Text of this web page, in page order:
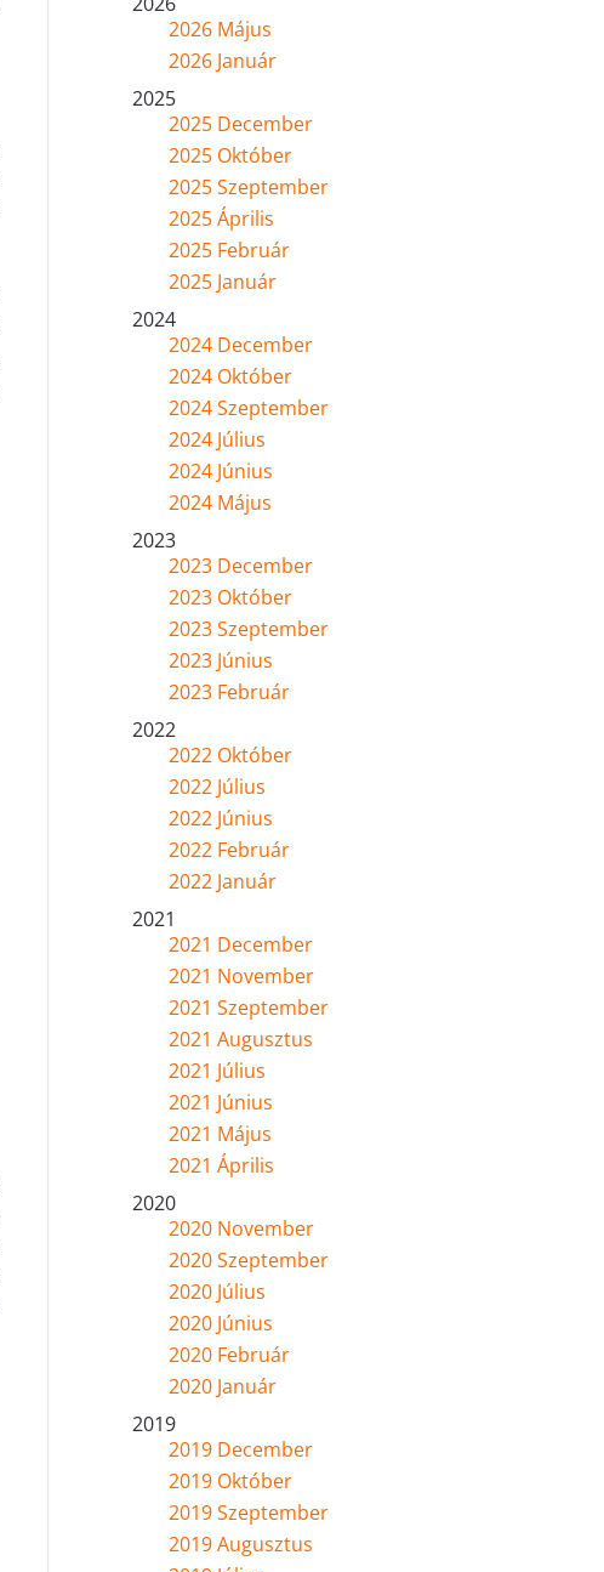
2026 Május
2026 Január
2025
2025 December
2025 Október
2025 Szeptember
2025 Április
2025 Február
2025 Január
2024
2024 December
2024 Október
2024 Szeptember
2024 Július
2024 Június
2024 Május
2023
2023 December
2023 Október
2023 Szeptember
2023 Június
2023 Február
2022
2022 Október
2022 Július
2022 Június
2022 Február
2022 Január
2021
2021 December
2021 November
2021 Szeptember
2021 Augusztus
2021 Július
2021 Június
2021 Május
2021 Április
2020
2020 November
2020 Szeptember
2020 Július
2020 Június
2020 Február
2020 Január
2019
2019 December
2019 Október
2019 Szeptember
2019 Augusztus